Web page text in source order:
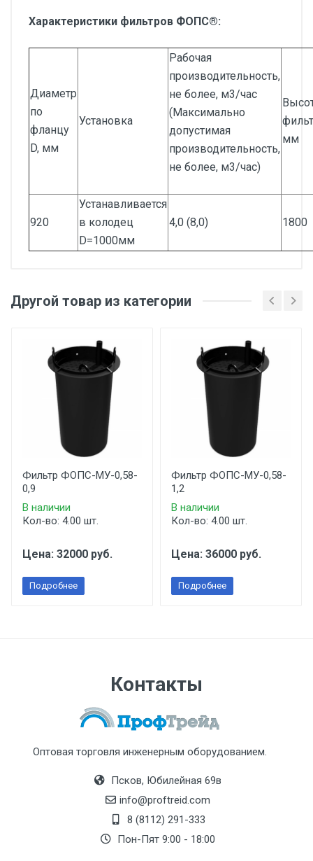
Характеристики фильтров ФОПС®:
Диаметр
по
фланцу
D, мм
Установка
Рабочая
производительность,
не более, м3/час
(Максимально
допустимая
производительность,
не более, м3/час)
мм
920
Устанавливается
в колодец
D=1000мм
4,0 (8,0) 1800
Другой товар из категории
Фильтр ФОПС-МУ-0,58-
0,9
В наличии
Кол-во: 4.00 шт.
Цена: 32000 руб.
Подробнее
Фильтр ФОПС-МУ-0,58-
1,2
В наличии
Кол-во: 4.00 шт.
Цена: 36000 руб.
Подробнее
Контакты
Оптовая торговля инженерным оборудованием.
Псков, Юбилейная 69в
info@proftreid.com
8 (8112) 291-333
Пон-Пят 9:00 - 18:00